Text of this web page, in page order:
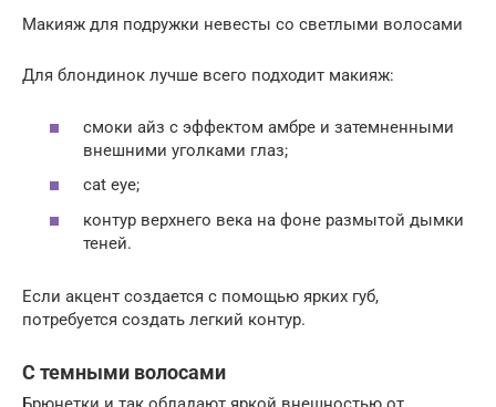
Макияж для подружки невесты со светлыми волосами
Для блондинок лучше всего подходит макияж:
смоки айз с эффектом амбре и затемненными
внешними уголками глаз;
сat eye;
контур верхнего века на фоне размытой дымки
теней.
Если акцент создается с помощью ярких губ,
потребуется создать легкий контур.
С темными волосами